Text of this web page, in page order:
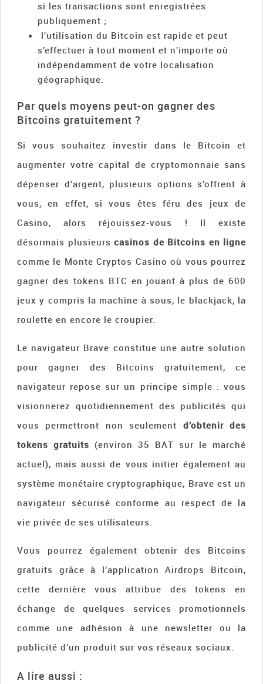
si les transactions sont enregistrées
publiquement ;
l’utilisation du Bitcoin est rapide et peut
s’effectuer à tout moment et n’importe où
indépendamment de votre localisation
géographique.
Par quels moyens peut-on gagner des
Bitcoins gratuitement ?
Si vous souhaitez investir dans le Bitcoin et
augmenter votre capital de cryptomonnaie sans
dépenser d’argent, plusieurs options s’offrent à
vous, en effet, si vous êtes féru des jeux de
Casino, alors réjouissez-vous ! Il existe
désormais plusieurs casinos de Bitcoins en ligne
comme le Monte Cryptos Casino où vous pourrez
gagner des tokens BTC en jouant à plus de 600
jeux y compris la machine à sous, le blackjack, la
roulette en encore le croupier.
Le navigateur Brave constitue une autre solution
pour gagner des Bitcoins gratuitement, ce
navigateur repose sur un principe simple : vous
visionnerez quotidiennement des publicités qui
vous permettront non seulement d’obtenir des
tokens gratuits (environ 35 BAT sur le marché
actuel), mais aussi de vous initier également au
système monétaire cryptographique, Brave est un
navigateur sécurisé conforme au respect de la
vie privée de ses utilisateurs.
Vous pourrez également obtenir des Bitcoins
gratuits grâce à l’application Airdrops Bitcoin,
cette dernière vous attribue des tokens en
échange de quelques services promotionnels
comme une adhésion à une newsletter ou la
publicité d’un produit sur vos réseaux sociaux.
A lire aussi :